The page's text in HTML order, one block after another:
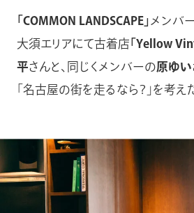
「COMMON LANDSCAPE」 メンバ
大須エリアにて古着店「Yellow
平さんと、同じくメンバーの原ゆい
「名古屋の街を走るなら？」を考え